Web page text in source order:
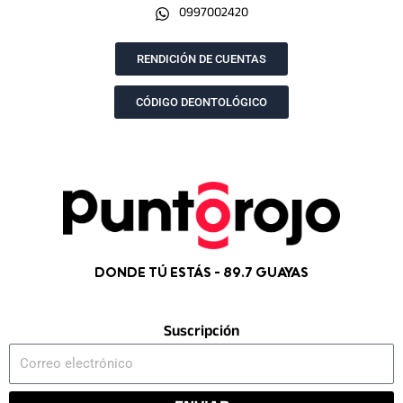
o
g
r
a
m
t
t
e
r
e
0997002420
RENDICIÓN DE CUENTAS
CÓDIGO DEONTOLÓGICO
DONDE TÚ ESTÁS - 89.7 GUAYAS
Suscripción